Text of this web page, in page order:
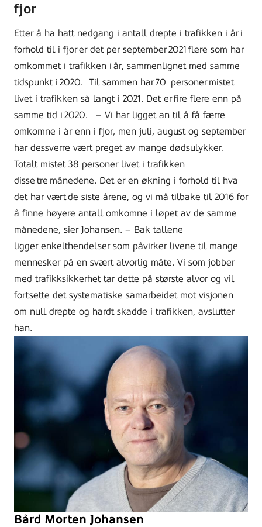
fjor
Etter å ha hatt nedgang i antall drepte i trafikken i år i
forhold til i fjor er det per september 2021 flere som har
omkommet i trafikken i år, sammenlignet med samme
tidspunkt i 2020.
Til sammen har70 personermistet
livet i trafikken så langt i 2021. Det er fire flere enn på
samme tid i 2020.
– Vi har ligget an til å få færre
omkomne i år enn i fjor, men juli, august og september
har dessverre vært preget av mange dødsulykker.
Totalt mistet 38 personer livet i trafikken
disse tre månedene. Det er en økning i forhold til hva
det har vært de siste årene, og vi må tilbake til 2016 for
å finne høyere antall omkomne i løpet av de samme
månedene, sier Johansen. – Bak tallene
ligger enkelthendelser som påvirker livene til mange
mennesker på en svært alvorlig måte. Vi som jobber
med trafikksikkerhet tar dette på største alvor og vil
fortsette det systematiske samarbeidet mot visjonen
om null drepte og hardt skadde i trafikken, avslutter
han.
Bård Morten Johansen